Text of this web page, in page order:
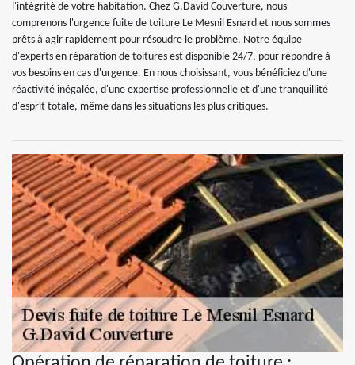
l'intégrité de votre habitation. Chez G.David Couverture, nous
comprenons l'urgence fuite de toiture Le Mesnil Esnard et nous sommes
prêts à agir rapidement pour résoudre le problème. Notre équipe
d'experts en réparation de toitures est disponible 24/7, pour répondre à
vos besoins en cas d'urgence. En nous choisissant, vous bénéficiez d'une
réactivité inégalée, d'une expertise professionnelle et d'une tranquillité
d'esprit totale, même dans les situations les plus critiques.